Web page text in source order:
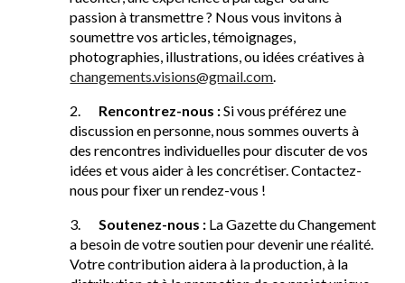
passion à transmettre ? Nous vous invitons à
soumettre vos articles, témoignages,
photographies, illustrations, ou idées créatives à
changements.visions@gmail.com.
2.
Rencontrez-nous :Si vous préférez une
discussion en personne, nous sommes ouverts à
des rencontres individuelles pour discuter de vos
idées et vous aider à les concrétiser. Contactez-
nous pour fixer un rendez-vous !
3.
Soutenez-nous : La Gazette du Changement
a besoin de votre soutien pour devenir une réalité.
Votre contribution aidera à la production, à la